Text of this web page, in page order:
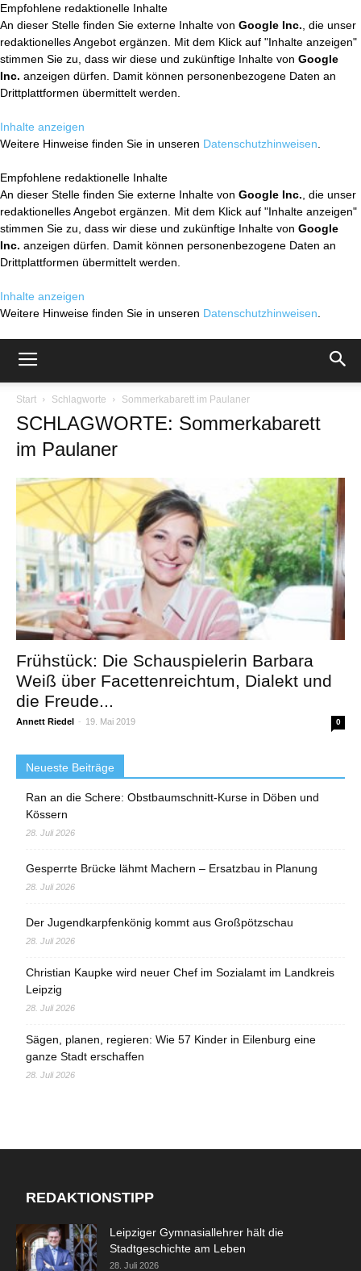
Empfohlene redaktionelle Inhalte
An dieser Stelle finden Sie externe Inhalte von Google Inc. , die unser
redaktionelles Angebot ergänzen. Mit dem Klick auf "Inhalte anzeigen"
stimmen Sie zu, dass wir diese und zukünftige Inhalte von Google
Inc. anzeigen dürfen. Damit können personenbezogene Daten an
Drittplattformen übermittelt werden.
Inhalte anzeigen
Weitere Hinweise finden Sie in unseren Datenschutzhinweisen
Empfohlene redaktionelle Inhalte
An dieser Stelle finden Sie externe Inhalte von Google Inc. , die unser
redaktionelles Angebot ergänzen. Mit dem Klick auf "Inhalte anzeigen"
stimmen Sie zu, dass wir diese und zukünftige Inhalte von Google
Inc. anzeigen dürfen. Damit können personenbezogene Daten an
Drittplattformen übermittelt werden.
Inhalte anzeigen
Weitere Hinweise finden Sie in unseren Datenschutzhinweisen
Start Schlagworte Sommerkabarett im Paulaner
SCHLAGWORTE: Sommerkabarett
im Paulaner
Frühstück: Die Schauspielerin Barbara
Weiß über Facettenreichtum, Dialekt und
die Freude...
Annett Riedel - 19. Mai 2019 0
Neueste Beiträge
Ran an die Schere: Obstbaumschnitt-Kurse in Döben und
Kössern
28. Juli 2026
Gesperrte Brücke lähmt Machern – Ersatzbau in Planung
28. Juli 2026
Der Jugendkarpfenkönig kommt aus Großpötzschau
28. Juli 2026
Christian Kaupke wird neuer Chef im Sozialamt im Landkreis
Leipzig
28. Juli 2026
Sägen, planen, regieren: Wie 57 Kinder in Eilenburg eine
ganze Stadt erschaffen
28. Juli 2026
REDAKTIONSTIPP
Leipziger Gymnasiallehrer hält die
Stadtgeschichte am Leben
28. Juli 2026